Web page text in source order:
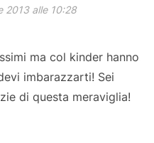
2013 alle 10:28
ma col kinder hanno
imbarazzarti! Sei
di questa meraviglia!